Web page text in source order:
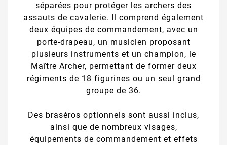
séparées pour protéger les archers des
assauts de cavalerie. Il comprend également
deux équipes de commandement, avec un
porte-drapeau, un musicien proposant
plusieurs instruments et un champion, le
Maître Archer, permettant de former deux
régiments de 18 figurines ou un seul grand
groupe de 36.
Des braséros optionnels sont aussi inclus,
ainsi que de nombreux visages,
équipements de commandement et effets